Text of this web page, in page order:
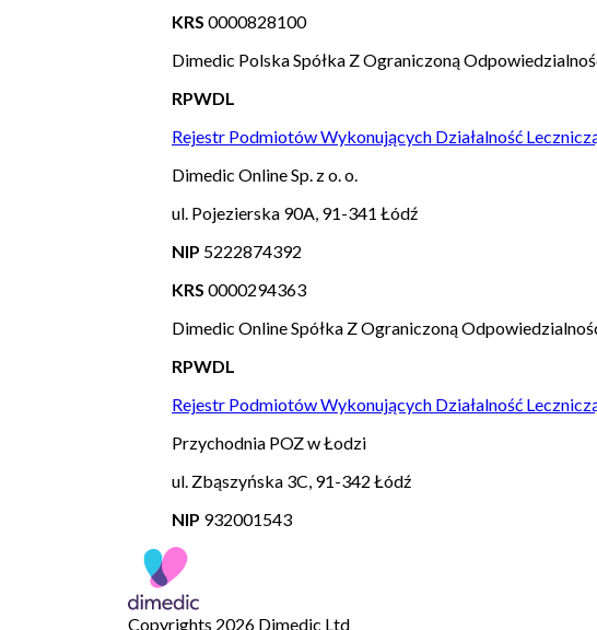
KRS 0000828100
Dimedic Polska Spółka Z Ograniczoną
RPWDL
Rejestr Podmiotów Wykonujących Działalność
Dimedic Online Sp. z o. o.
ul. Pojezierska 90A, 91-341 Łódź
NIP 5222874392
KRS 0000294363
Dimedic Online Spółka Z Ograniczoną
RPWDL
Rejestr Podmiotów Wykonujących Działalność
Przychodnia POZ w Łodzi
ul. Zbąszyńska 3C, 91-342 Łódź
NIP 932001543
Copyrights 2026 Dimedic Ltd